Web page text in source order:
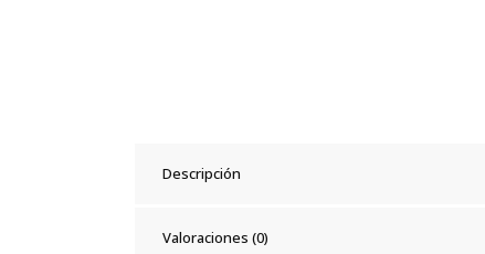
Descripción
Valoraciones (0)